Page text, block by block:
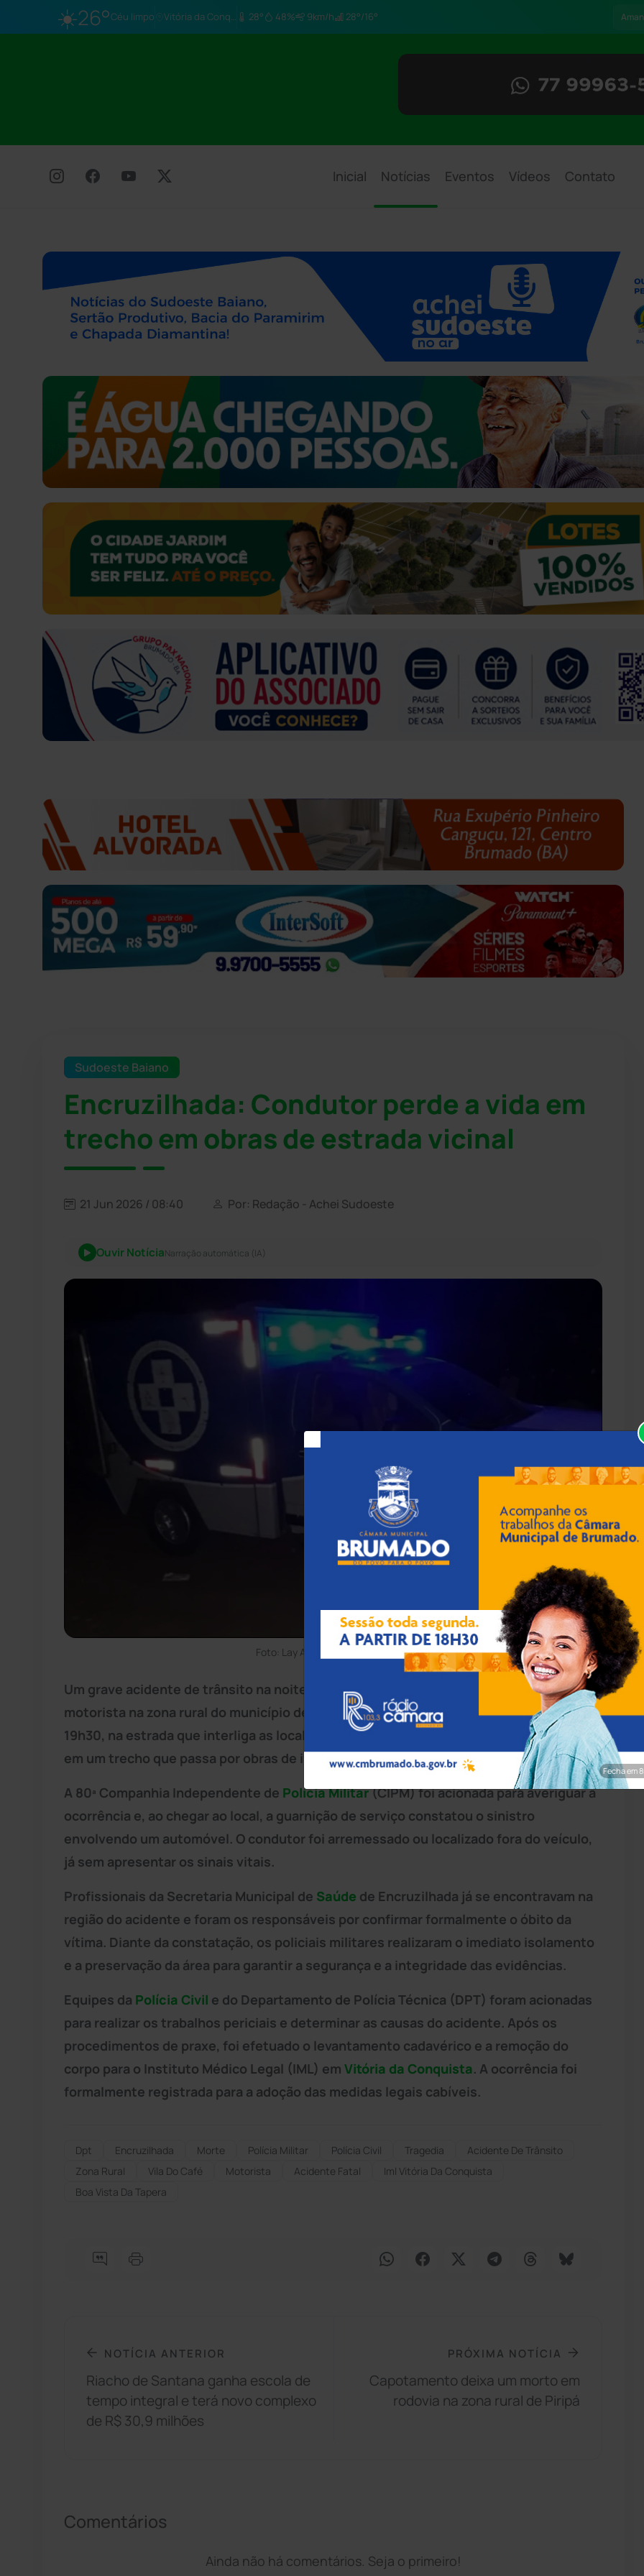
☀️26°Céu limpo Vitória da Conq… 28° 48% 9km/h 28°/16°
Inicial Notícias Eventos Vídeos Contato
Sudoeste Baiano
Encruzilhada: Condutor perde a vida em
trecho em obras de estrada vicinal
21 Jun 2026 / 08:40 Por: Redação - Achei Sudoeste
Ouvir NotíciaNarração automática (IA)
Foto: Lay Amorim/Achei Sudoeste
Um grave acidente de trânsito na noite de sábado (20) terminou com a morte de um
motorista na zona rural do município de Encruzilhada. O fato aconteceu por volta das
19h30, na estrada que interliga as localidades de Boa Vista da Tapera e Vila do Café,
em um trecho que passa por obras de infraestrutura.
A 80ª Companhia Independente de Polícia Militar(CIPM) foi acionada para averiguar a
ocorrência e, ao chegar ao local, a guarnição de serviço constatou o sinistro
envolvendo um automóvel. O condutor foi arremessado ou localizado fora do veículo,
já sem apresentar os sinais vitais.
Profissionais da Secretaria Municipal de Saúde de Encruzilhada já se encontravam na
região do acidente e foram os responsáveis por confirmar formalmente o óbito da
vítima. Diante da constatação, os policiais militares realizaram o imediato isolamento
e a preservação da área para garantir a segurança e a integridade das evidências.
Equipes da Polícia Civil e do Departamento de Polícia Técnica (DPT) foram acionadas
para realizar os trabalhos periciais e determinar as causas do acidente. Após os
procedimentos de praxe, foi efetuado o levantamento cadavérico e a remoção do
corpo para o Instituto Médico Legal (IML) em Vitória da Conquista. A ocorrência foi
formalmente registrada para a adoção das medidas legais cabíveis.
Dpt Encruzilhada Morte Polícia Militar Polícia Civil Tragedia
Acidente De Trânsito
Zona Rural
Vila Do Café Motorista Acidente Fatal
Iml Vitória Da Conquista
Boa Vista Da Tapera
NOTÍCIA ANTERIOR
Riacho de Santana ganha escola de
tempo integral e terá novo complexo
de R$ 30,9 milhões
PRÓXIMA NOTÍCIA
Capotamento deixa um morto em
rodovia na zona rural de Piripá
Comentários
Ainda não há comentários. Seja o primeiro!
Fecha em